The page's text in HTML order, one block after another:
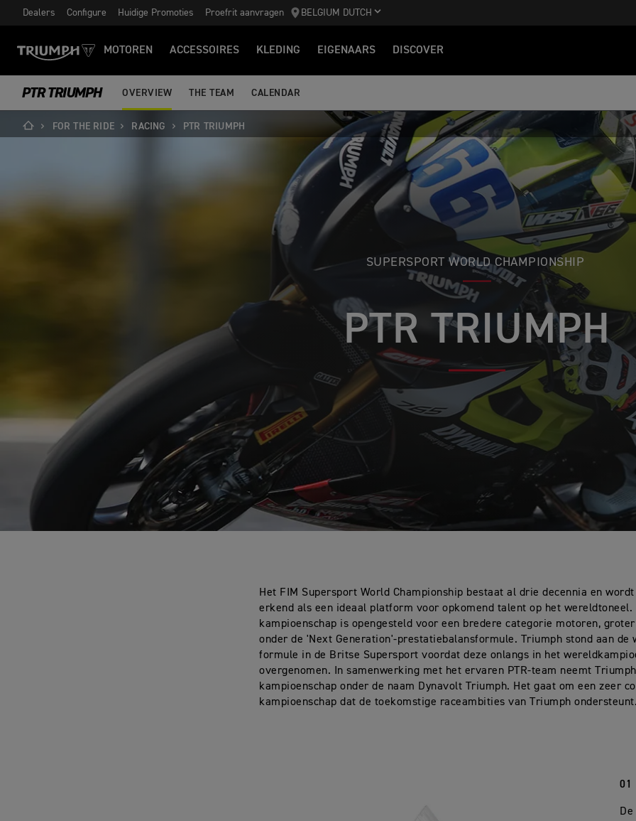
Dealers Configure Huidige Promoties Proefrit aanvragen BELGIUM DUTCH
MOTOREN ACCESSOIRES KLEDING EIGENAARS DISCOVER
PTR TRIUMPH OVERVIEW THE TEAM CALENDAR
FOR THE RIDE RACING PTR TRIUMPH
SUPERSPORT WORLD CHAMPIONSHIP
PTR TRIUMPH
Het FIM Supersport World Championship bestaat al drie decennia en
erkend als een ideaal platform voor opkomend talent op het wereldtoneel.
kampioenschap is opengesteld voor een bredere categorie motoren, groter
onder de 'Next Generation'-prestatiebalansformule. Triumph stond aan de
formule in de Britse Supersport voordat deze onlangs in het
overgenomen. In samenwerking met het ervaren PTR-team neemt
kampioenschap onder de naam Dynavolt Triumph. Het gaat om een zeer
kampioenschap dat de toekomstige raceambities van Triumph
01